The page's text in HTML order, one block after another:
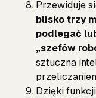
Przewiduje
blisko trzy
podlegać
„szefów
sztuczna
Dzięki